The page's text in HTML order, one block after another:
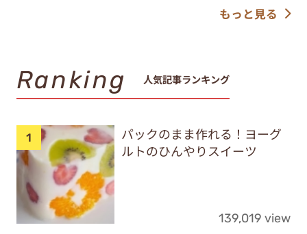
もっと見る
Ranking 人気記事ランキング
パックのまま作れる！ヨーグ
ルトのひんやりスイーツ
139,019 view